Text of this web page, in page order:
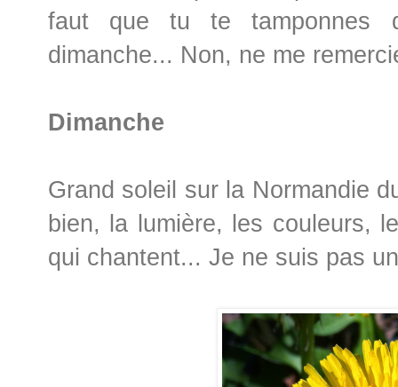
faut que tu te tamponnes
dimanche... Non, ne me
Dimanche
Grand soleil sur la Normandie
bien, la lumière, les couleurs,
qui chantent... Je ne suis pas